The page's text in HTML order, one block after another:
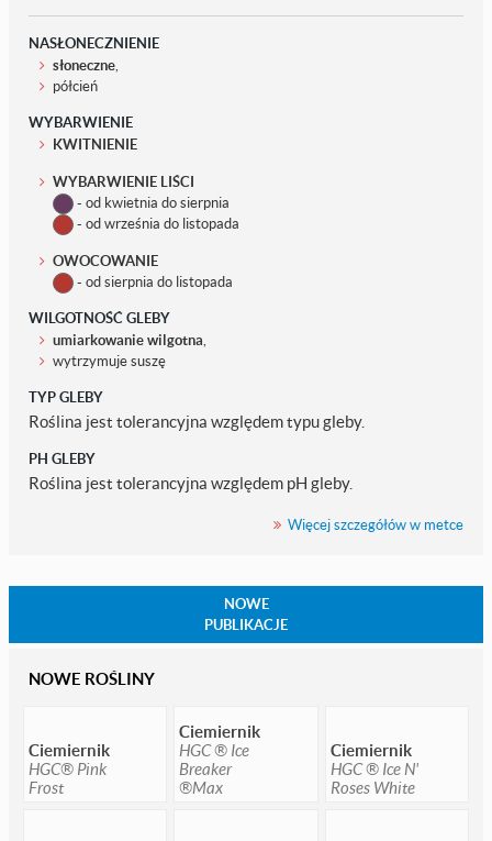
NASŁONECZNIENIE
słoneczne,
półcień
WYBARWIENIE
KWITNIENIE
WYBARWIENIE LIŚCI
- od kwietnia do sierpnia
- od września do listopada
OWOCOWANIE
- od sierpnia do listopada
WILGOTNOŚĆ GLEBY
umiarkowanie wilgotna,
wytrzymuje suszę
TYP GLEBY
Roślina jest tolerancyjna względem typu gleby.
PH GLEBY
Roślina jest tolerancyjna względem pH gleby.
Więcej szczegółów w metce
NOWE
PUBLIKACJE
NOWE ROŚLINY
Ciemiernik
HGC® Pink
Frost
Ciemiernik
HGC ® Ice
Breaker
®Max
Ciemiernik
HGC ® Ice N'
Roses White